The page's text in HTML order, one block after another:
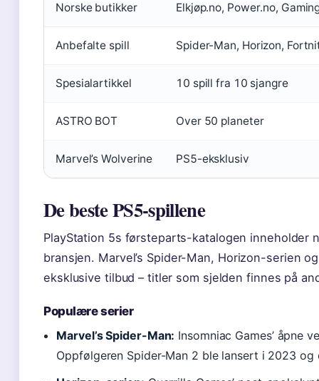
Norske butikker Elkjøp.no, Power.no,
Anbefalte spill Spider-Man, Horizon,
Spesialartikkel 10 spill fra 10 sjangre
ASTRO BOT Over 50 planeter
Marvel’s Wolverine PS5-eksklusiv
De beste PS5-spillene
PlayStation 5s førsteparts-katalogen inneholder
bransjen. Marvel’s Spider-Man, Horizon-serien
eksklusive tilbud – titler som sjelden finnes på
Populære serier
Marvel’s Spider-Man: Insomniac Games’ åpne
Oppfølgeren Spider-Man 2 ble lansert i 2023